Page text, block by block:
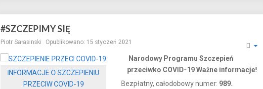
#SZCZEPIMY SIĘ
Piotr Sałasinski Opublikowano: 15 styczeń 2021
INFORMACJE O SZCZEPIENIU
PRZECIW COVID-19
Narodowy Programu Szczepień
przeciwko COVID-19 Ważne informacje!
Bezpłatny, całodobowy numer: 989.